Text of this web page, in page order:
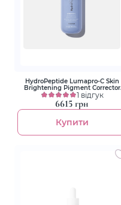
HydroPeptide Lumapro-C Skin
Brightening Pigment Corrector
30ml Сироватка для усунення
пігментації
1 відгук
6615 грн
Купити